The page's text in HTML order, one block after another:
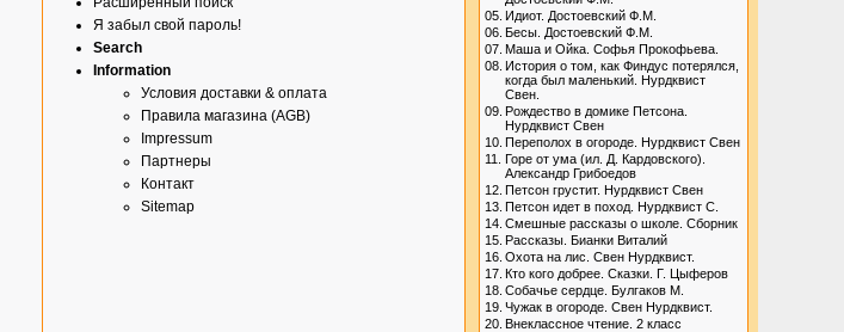
Я забыл свой пароль!
Search
Information
Условия доставки & оплата
Правила магазина (AGB)
Impressum
Партнеры
Контакт
Sitemap
05. Идиот. Достоевский Ф.М.
06. Бесы. Достоевский Ф.М.
07. Маша и Ойка. Софья Прокофьева.
08. История о том, как Финдус потерялся,
когда был маленький. Нурдквист
Свен.
09. Рождество в домике Петсона.
Нурдквист Свен
10. Переполох в огороде. Нурдквист Свен
11.
Горе от ума (ил. Д. Кардовского).
Александр Грибоедов
12. Петсон грустит. Нурдквист Свен
13. Петсон идет в поход. Нурдквист С.
14. Смешные рассказы о школе. Сборник
15. Рассказы. Бианки Виталий
16. Охота на лис. Свен Нурдквист.
17. Кто кого добрее. Сказки. Г. Цыферов
18. Собачье сердце. Булгаков М.
19. Чужак в огороде. Свен Нурдквист.
20. Внеклассное чтение. 2 класс